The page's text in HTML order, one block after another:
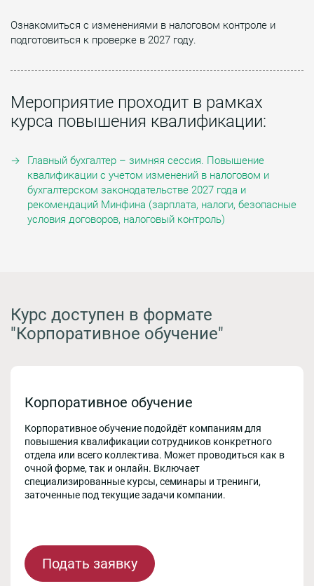
Ознакомиться с изменениями в налоговом контроле и
подготовиться к проверке в 2027 году.
Мероприятие проходит в рамках
курса повышения квалификации:
Главный бухгалтер – зимняя сессия. Повышение
квалификации с учетом изменений в налоговом и
бухгалтерском законодательстве 2027 года и
рекомендаций Минфина (зарплата, налоги, безопасные
условия договоров, налоговый контроль)
Курс доступен в формате
"Корпоративное обучение"
Корпоративное обучение
Корпоративное обучение подойдёт компаниям для
повышения квалификации сотрудников конкретного
отдела или всего коллектива. Может проводиться как в
очной форме, так и онлайн. Включает
специализированные курсы, семинары и тренинги,
заточенные под текущие задачи компании.
Подать заявку